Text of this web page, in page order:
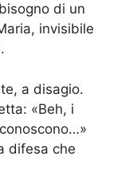
di un
invisibile
a disagio.
«Beh, i
difesa che